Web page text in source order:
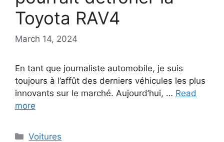
Toyota RAV4
March 14, 2024
En tant que journaliste automobile, je suis
toujours à l’affût des derniers véhicules les plus
innovants sur le marché. Aujourd’hui, … Read
more
Categories
Voitures